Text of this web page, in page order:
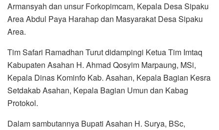
Armansyah dan unsur Forkopimcam, Kepala Desa Sipaku
Area Abdul Paya Harahap dan Masyarakat Desa Sipaku
Area.
Tim Safari Ramadhan Turut didampingi Ketua Tim Imtaq
Kabupaten Asahan H. Ahmad Qosyim Marpaung, MSi,
Kepala Dinas Kominfo Kab. Asahan, Kepala Bagian Kesra
Setdakab Asahan, Kepala Bagian Umun dan Kabag
Protokol.
Dalam sambutannya Bupati Asahan H. Surya, BSc,